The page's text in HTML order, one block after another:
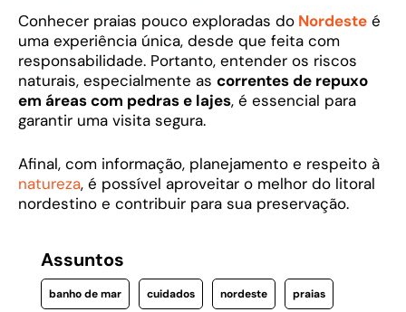
Conhecer praias pouco exploradas do Nordeste é
uma experiência única, desde que feita com
responsabilidade. Portanto, entender os riscos
naturais, especialmente as correntes de repuxo
em áreas com pedras e lajes, é essencial para
garantir uma visita segura.
Afinal, com informação, planejamento e respeito à
natureza, é possível aproveitar o melhor do litoral
nordestino e contribuir para sua preservação.
Assuntos
banho de mar cuidados nordeste praias